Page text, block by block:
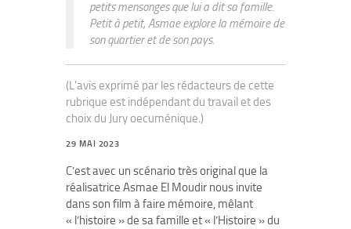
petits mensonges que lui a dit sa famille.
Petit à petit, Asmae explore la mémoire de
son quartier et de son pays.
(L'avis exprimé par les rédacteurs de cette
rubrique est indépendant du travail et des
choix du Jury oecuménique.)
29 MAI 2023
C’est avec un scénario très original que la
réalisatrice Asmae El Moudir nous invite
dans son film à faire mémoire, mêlant
« l’histoire » de sa famille et « l’Histoire » du